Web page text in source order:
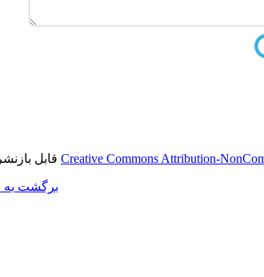
Creative Commons Attribution- قابل
برگشت به